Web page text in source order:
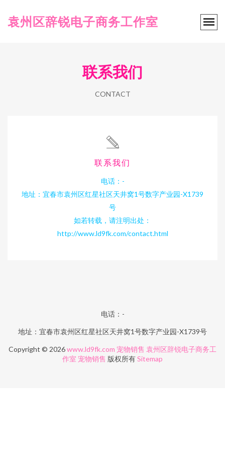
袁州区辞锐电子商务工作室
联系我们
CONTACT
联系我们
电话：-
地址：宜春市袁州区红星社区天井窝1号数字产业园-X1739
号
如若转载，请注明出处：
http://www.ld9fk.com/contact.html
电话：-
地址：宜春市袁州区红星社区天井窝1号数字产业园-X1739号
Copyright © 2026www.ld9fk.com 宠物销售 袁州区辞锐电子商务工
作室 宠物销售 版权所有Sitemap